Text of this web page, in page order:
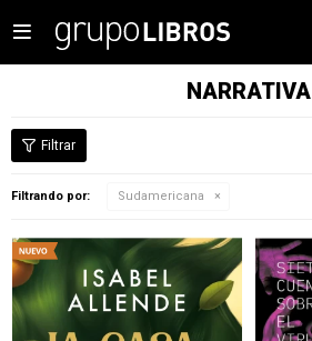

NARRATIVA
Filtrando por: Sudamericana